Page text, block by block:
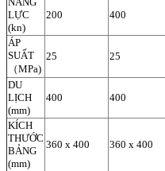
LỰC
(kn)
200 400
ÁP
SUẤT
（MPa)
25 25
DU
LỊCH
(mm)
400 400
KÍCH
THƯỚC
BẢNG
(mm)
360 x 400 360 x 400